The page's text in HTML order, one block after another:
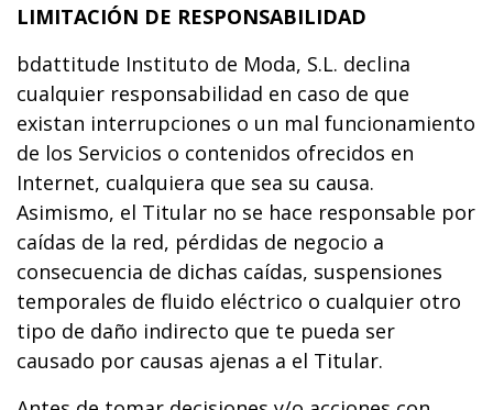
LIMITACIÓN DE RESPONSABILIDAD
bdattitude Instituto de Moda, S.L. declina
cualquier responsabilidad en caso de que
existan interrupciones o un mal funcionamiento
de los Servicios o contenidos ofrecidos en
Internet, cualquiera que sea su causa.
Asimismo, el Titular no se hace responsable por
caídas de la red, pérdidas de negocio a
consecuencia de dichas caídas, suspensiones
temporales de fluido eléctrico o cualquier otro
tipo de daño indirecto que te pueda ser
causado por causas ajenas a el Titular.